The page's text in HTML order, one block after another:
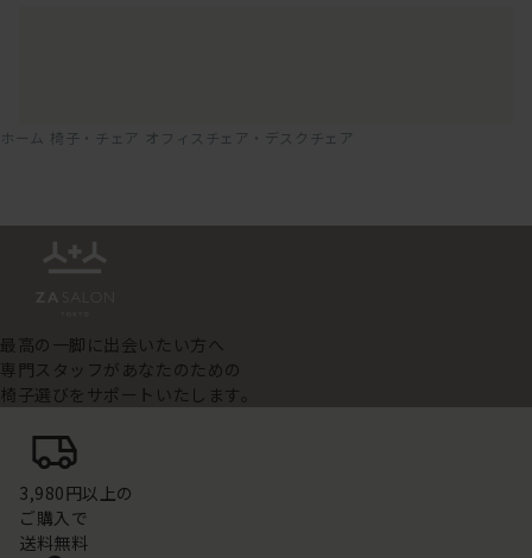
ホーム 椅子・チェア オフィスチェア・デスクチェア
最高の一脚に出会いたい方へ
専門スタッフがあなたのための
椅子選びをサポートいたします。
3,980円以上の
ご購入で
送料無料